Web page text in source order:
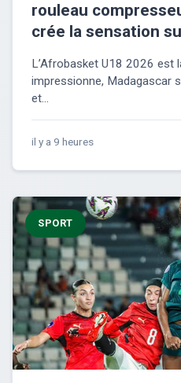
rouleau
crée la sensation
L’Afrobasket U18 2026 est
impressionne, Madagascar
et...
il y a 9 heures
SPORT